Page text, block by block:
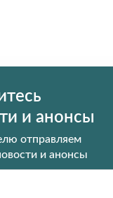
и анонсы
отправляем
и анонсы